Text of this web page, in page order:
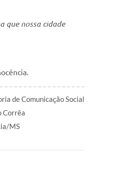
que nossa cidade
de Comunicação Social
Corrêa
MS